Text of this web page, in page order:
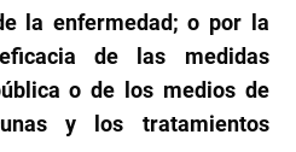
la enfermedad; o por la
de las medidas
o de los medios de
y los tratamientos